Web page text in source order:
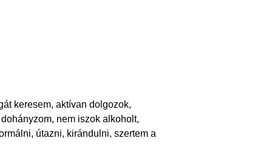
keresem, aktívan dolgozok,
nem iszok alkoholt,
útazni, kirándulni, szertem a